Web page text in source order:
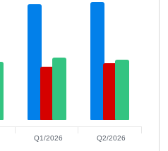
Q1/2026 Q2/2026